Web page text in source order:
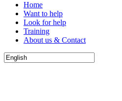
Home
Want to help
Look for help
Training
About us & Contact